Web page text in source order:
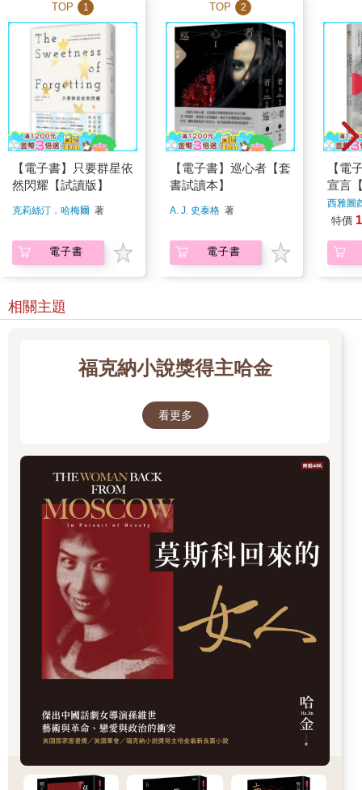
TOP 1
【電子書】只要群星依
然閃耀【試讀版】
克莉絲汀．哈梅爾 著
電子書
TOP 2
【電子書】巡心者【套
書試讀本】
A. J. 史泰格 著
電子書
【電
宣言
導讀
西雅圖
特價
相關主題
福克納小說獎得主哈金
看更多